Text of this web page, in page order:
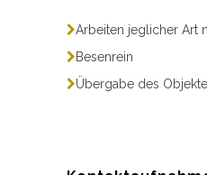
Arbeiten jeglicher Art
Besenrein
Übergabe des